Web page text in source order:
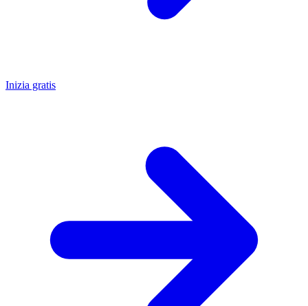
Inizia gratis